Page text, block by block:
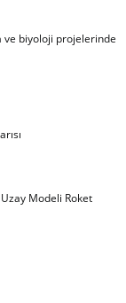
ve biyoloji projelerinde
Modeli Roket